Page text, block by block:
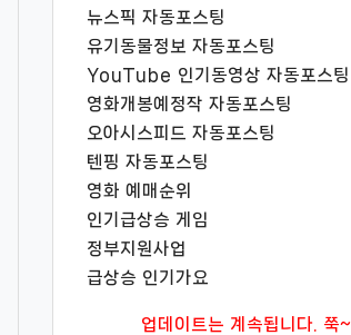
뉴스픽 자동포스팅
유기동물정보 자동포스팅
YouTube 인기동영상 자동포스팅
영화개봉예정작 자동포스팅
오아시스피드 자동포스팅
텐핑 자동포스팅
영화 예매순위
인기급상승 게임
정부지원사업
급상승 인기가요
업데이트는 계속됩니다. 쭉~